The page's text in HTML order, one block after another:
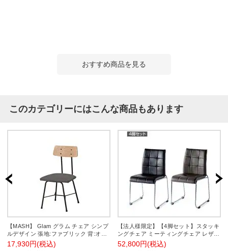
おすすめ商品を見る
このカテゴリーにはこんな商品もあります
【MASH】 Glam グラム チェア シンプ
ルデザイン 張地:ファブリック 背:オー
ク突板 フレーム:スチール
17,930円(税込)
【法人様限定】【4脚セット】スタッキ
ングチェア ミーティングチェア レザー
調 Olieve DX 幅495×奥行559×高さ
868mm
52,800円(税込)